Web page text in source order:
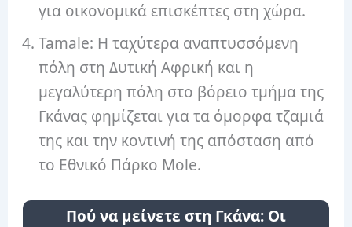
για οικονομικά επισκέπτες στη χώρα.
Tamale: Η ταχύτερα αναπτυσσόμενη
πόλη στη Δυτική Αφρική και η
μεγαλύτερη πόλη στο βόρειο τμήμα της
Γκάνας φημίζεται για τα όμορφα τζαμιά
της και την κοντινή της απόσταση από
το Εθνικό Πάρκο Mole.
Πού να μείνετε στη Γκάνα: Οι